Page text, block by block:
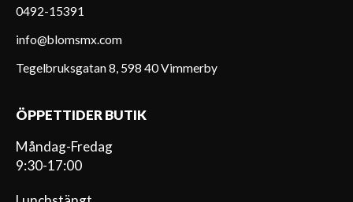
0492-15391
info@blomsmx.com
Tegelbruksgatan 8, 598 40 Vimmerby
ÖPPETTIDER BUTIK
Måndag-Fredag
9:30-17:00